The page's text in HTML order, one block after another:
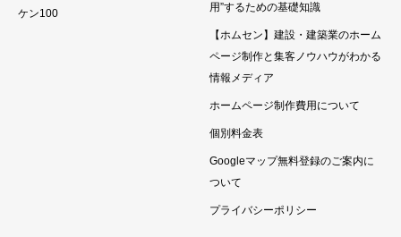
ケン100
用”するための基礎知識
【ホムセン】建設・建築業のホーム
ページ制作と集客ノウハウがわかる
情報メディア
ホームページ制作費用について
個別料金表
Googleマップ無料登録のご案内に
ついて
プライバシーポリシー